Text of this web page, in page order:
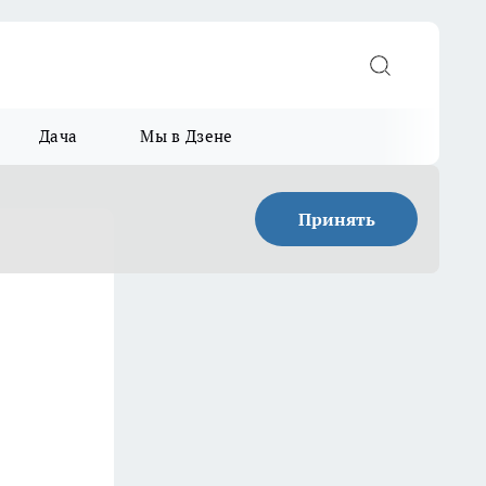
Дача Мы в Дзене
Принять